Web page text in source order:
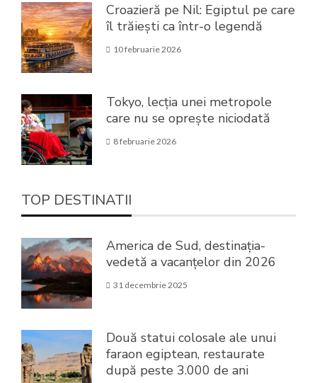
Croazieră pe Nil: Egiptul pe care
îl trăiești ca într-o legendă
10 februarie 2026
Tokyo, lecția unei metropole
care nu se oprește niciodată
8 februarie 2026
TOP DESTINATII
America de Sud, destinația-
vedetă a vacanțelor din 2026
31 decembrie 2025
Două statui colosale ale unui
faraon egiptean, restaurate
după peste 3.000 de ani